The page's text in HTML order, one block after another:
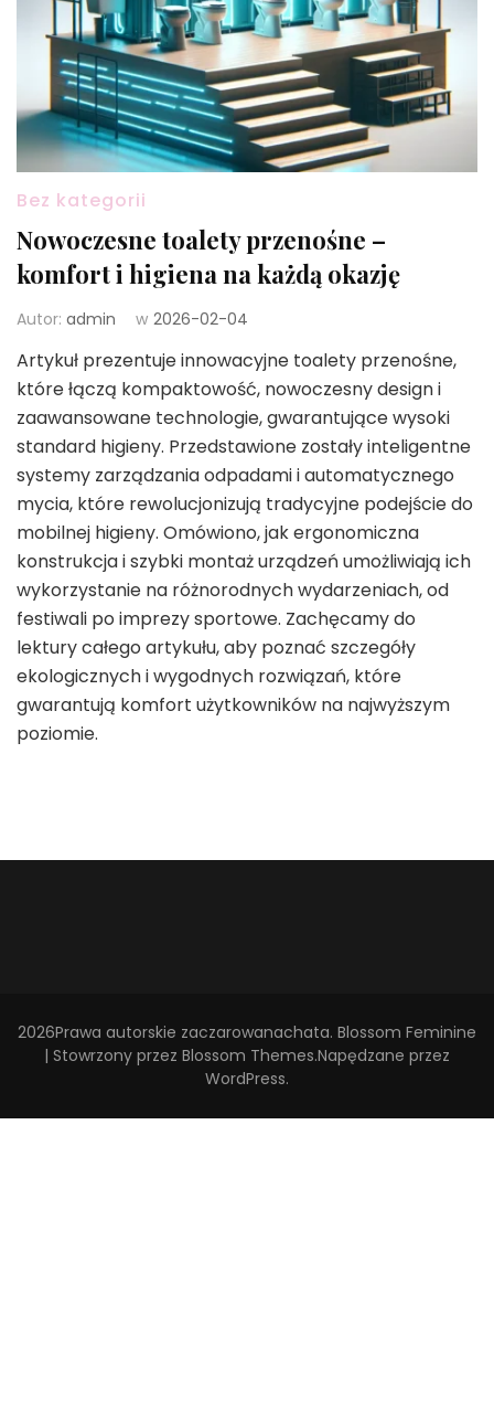
Bez kategorii
Nowoczesne toalety przenośne –
komfort i higiena na każdą okazję
Autor: admin w 2026-02-04
Artykuł prezentuje innowacyjne toalety przenośne,
które łączą kompaktowość, nowoczesny design i
zaawansowane technologie, gwarantujące wysoki
standard higieny. Przedstawione zostały inteligentne
systemy zarządzania odpadami i automatycznego
mycia, które rewolucjonizują tradycyjne podejście do
mobilnej higieny. Omówiono, jak ergonomiczna
konstrukcja i szybki montaż urządzeń umożliwiają ich
wykorzystanie na różnorodnych wydarzeniach, od
festiwali po imprezy sportowe. Zachęcamy do
lektury całego artykułu, aby poznać szczegóły
ekologicznych i wygodnych rozwiązań, które
gwarantują komfort użytkowników na najwyższym
poziomie.
2026Prawa autorskie zaczarowanachata. Blossom Feminine
| Stowrzony przez Blossom Themes.Napędzane przez
WordPress.